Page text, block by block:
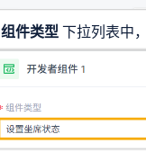
组件类型下拉列表中